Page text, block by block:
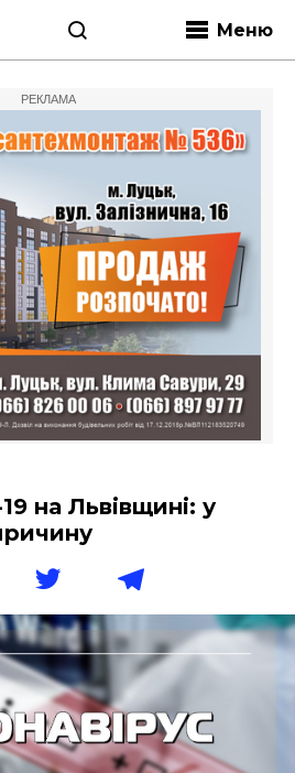
Меню
РЕКЛАМА
на Львівщині: у